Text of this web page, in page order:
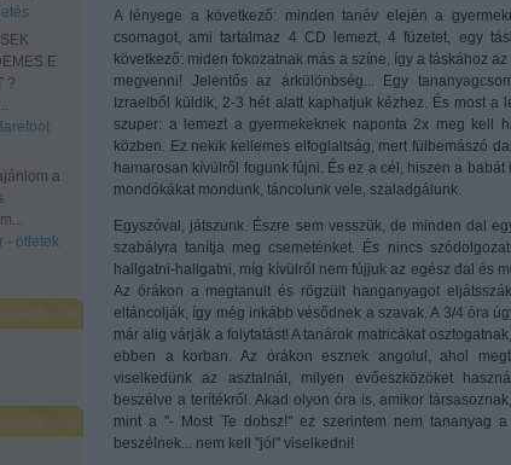
E
?
a
- ötletek
A lényege a következő: minden tanév elején a
csomagot, ami tartalmaz 4 CD lemezt, 4 füzetet, egy
következő: miden fokozatnak más a színe, így a táskához
megvenni! Jelentős az árkülönbség... Egy
Izraelből küldik, 2-3 hét alatt kaphatjuk kézhez. És most a
szuper: a lemezt a gyermekeknek naponta 2x meg kell
közben. Ez nekik kellemes elfoglaltság, mert fülbemászó
hamarosan kívülről fogunk fújni. És ez a cél, hiszen a
mondókákat mondunk, táncolunk vele, szaladgálunk.
Egyszóval, játszunk. Észre sem vesszük, de minden dal
szabályra tanítja meg csemeténket. És nincs
hallgatni-hallgatni, míg kívülről nem fújjuk az egész dal és
Az órákon a megtanult és rögzült hanganyagot
eltáncolják, így még inkább vésődnek a szavak. A 3/4 óra
már alig várják a folytatást! A tanárok matricákat
ebben a korban. Az órákon esznek angolul, ahol
viselkedünk az asztalnál, milyen evőeszközöket
beszélve a terítékről. Akad olyon óra is, amikor
mint a "- Most Te dobsz!" ez szerintem nem tananyag
beszélnek... nem kell "jól" viselkedni!